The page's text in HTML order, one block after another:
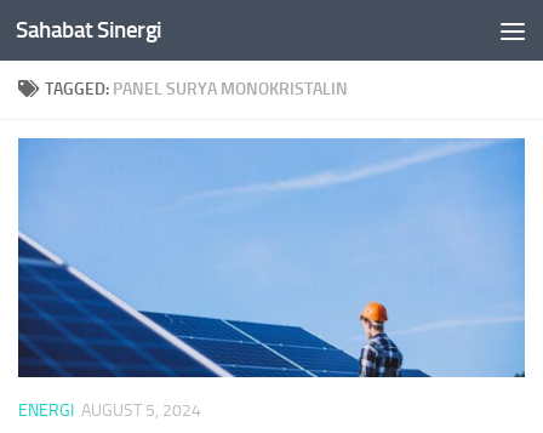
Skip to content
Sahabat Sinergi
TAGGED: PANEL SURYA MONOKRISTALIN
ENERGI AUGUST 5, 2024